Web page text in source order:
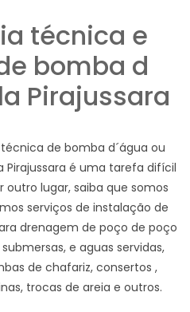
técnica e
bomba d
Pirajussara
de bomba d´água ou
Pirajussara é uma tarefa difícil
lugar, saiba que somos
serviços de instalação de
drenagem de poço de poço
e aguas servidas,
de chafariz, consertos ,
trocas de areia e outros.